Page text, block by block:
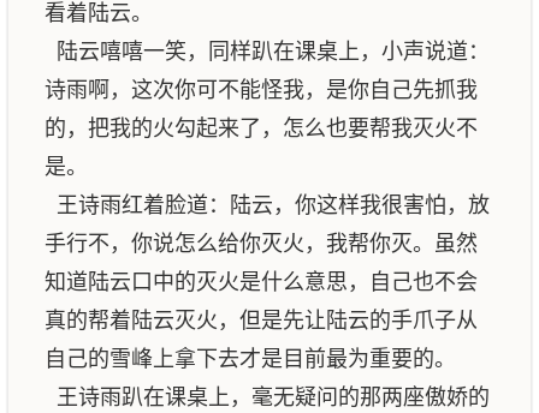
看着陆云。
陆云嘻嘻一笑，同样趴在课桌上，小声说道：
诗雨啊，这次你可不能怪我，是你自己先抓我
的，把我的火勾起来了，怎么也要帮我灭火不
是。
王诗雨红着脸道：陆云，你这样我很害怕，放
手行不，你说怎么给你灭火，我帮你灭。虽然
知道陆云口中的灭火是什么意思，自己也不会
真的帮着陆云灭火，但是先让陆云的手爪子从
自己的雪峰上拿下去才是目前最为重要的。
王诗雨趴在课桌上，毫无疑问的那两座傲娇的